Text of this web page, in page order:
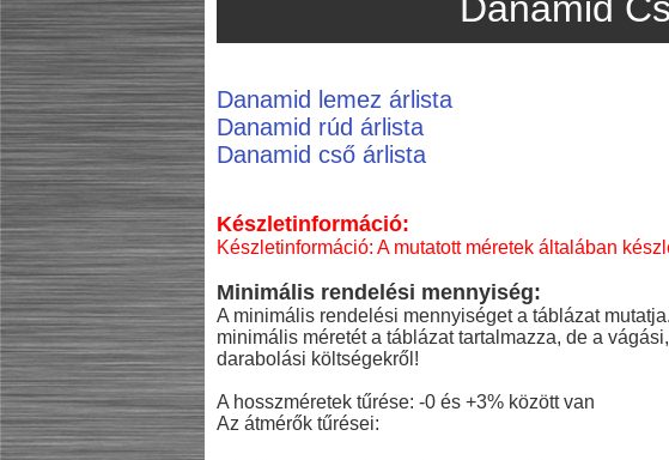
Danamid lemez árlista
Danamid rúd árlista
Danamid cső árlista
Készletinformáció:
Készletinformáció: A mutatott méretek általában
Minimális rendelési mennyiség:
A minimális rendelési mennyiséget a táblázat
minimális méretét a táblázat tartalmazza, de a
darabolási költségekről!
A hosszméretek tűrése: -0 és +3% között van
Az átmérők tűrései: